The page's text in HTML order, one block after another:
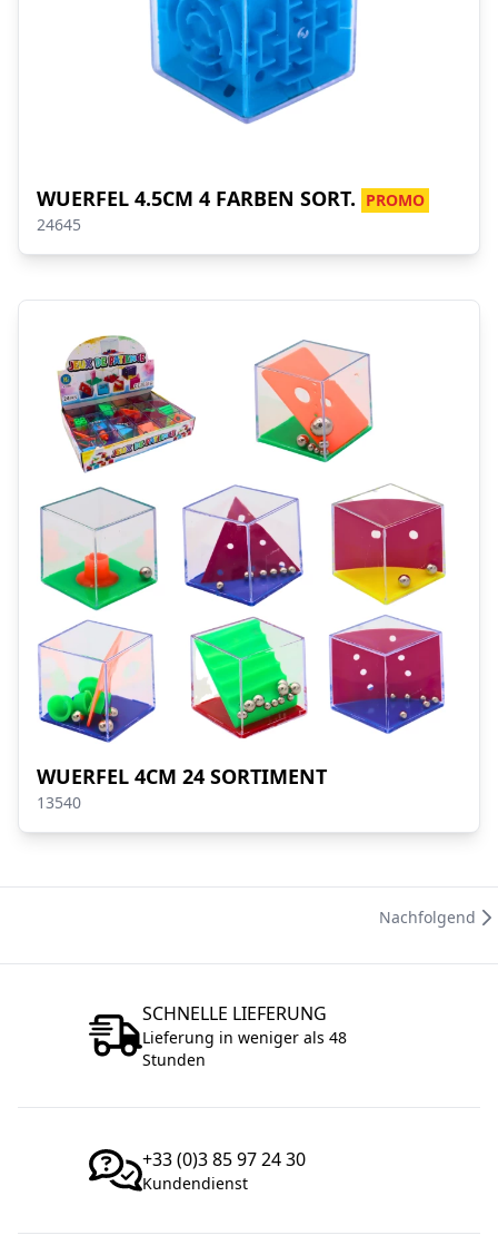
WUERFEL 4.5CM 4 FARBEN SORT. PROMO
24645
WUERFEL 4CM 24 SORTIMENT
13540
Nachfolgend
SCHNELLE LIEFERUNG
Lieferung in weniger als 48
Stunden
+33 (0)3 85 97 24 30
Kundendienst